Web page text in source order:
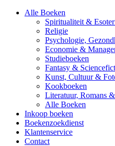
Alle Boeken
Spiritualiteit &
Religie
Psychologie,
Economie &
Studieboeken
Fantasy &
Kunst, Cultuur &
Kookboeken
Literatuur, Romans
Alle Boeken
Inkoop boeken
Boekenzoekdienst
Klantenservice
Contact